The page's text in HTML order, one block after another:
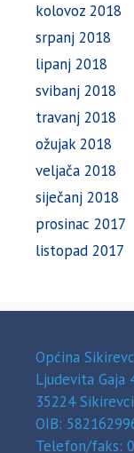
kolovoz 2018
srpanj 2018
lipanj 2018
svibanj 2018
travanj 2018
ožujak 2018
veljača 2018
siječanj 2018
prosinac 2017
listopad 2017
Općina
Ljudevita Gaja
35224 Sikirevci
OIB:
Telefon/faks: